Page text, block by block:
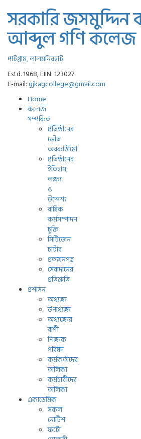
সরকারি জসমুদ্দিন
আব্দুল গণি কলেজ
পাটগ্রাম, লালমনিরহাট
Estd. 1968, EIIN: 123027
E-mail:gjkagcollege@gmail.com
Home
কলেজ
সম্পর্কিত
প্রতিষ্ঠানের
ভৌত
অবকাঠামো
প্রতিষ্ঠানের
ইতিহাস,
লক্ষ্য
ও
উদ্দেশ্য
বার্ষিক
কর্মসম্পাদন
চুক্তি
সিটিজেন
চার্টার
প্রত্যয়নপত্র
সেবাদানের
প্রতিশ্রুতি
প্রশাসন
অধ্যক্ষ
উপাধ্যক্ষ
অধ্যক্ষের
বাণী
শিক্ষক
পরিষদ
কর্মকর্তাদের
তালিকা
কর্মচারীদের
তালিকা
একাডেমিক
সকল
নোটিশ
ফটো